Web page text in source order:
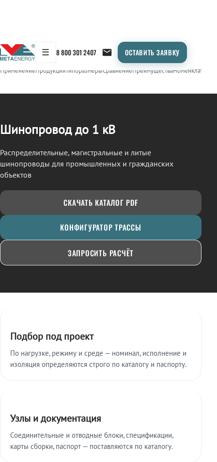
☰ 8 800 301 2407 ОСТАВИТЬ ЗАЯВКУ
← Продукция/ШИНОПРОВОД
ПрименениеПродукцияТипоразмерыСравнениеПреимуществаНоменклатура
Шинопровод до 1 кВ
Распределительные, магистральные и литые
шинопроводы для промышленных и гражданских
объектов
СКАЧАТЬ КАТАЛОГ PDF
КОНФИГУРАТОР ТРАССЫ
ЗАПРОСИТЬ РАСЧЁТ
Подбор под проект
По нагрузке, режиму и среде — номинал, исполнение и
изоляция определяются строго по каталогу и паспорту.
Узлы и документация
Соединительные и отводные блоки, спецификации,
карты сборки, паспорт — поставляются по каталогу.